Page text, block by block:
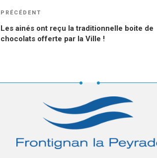
NAVIGATION
DE
L’ARTICLE
Article
PRÉCÉDENT
Les ainés ont reçu la traditionnelle boite de
chocolats offerte par la Ville !